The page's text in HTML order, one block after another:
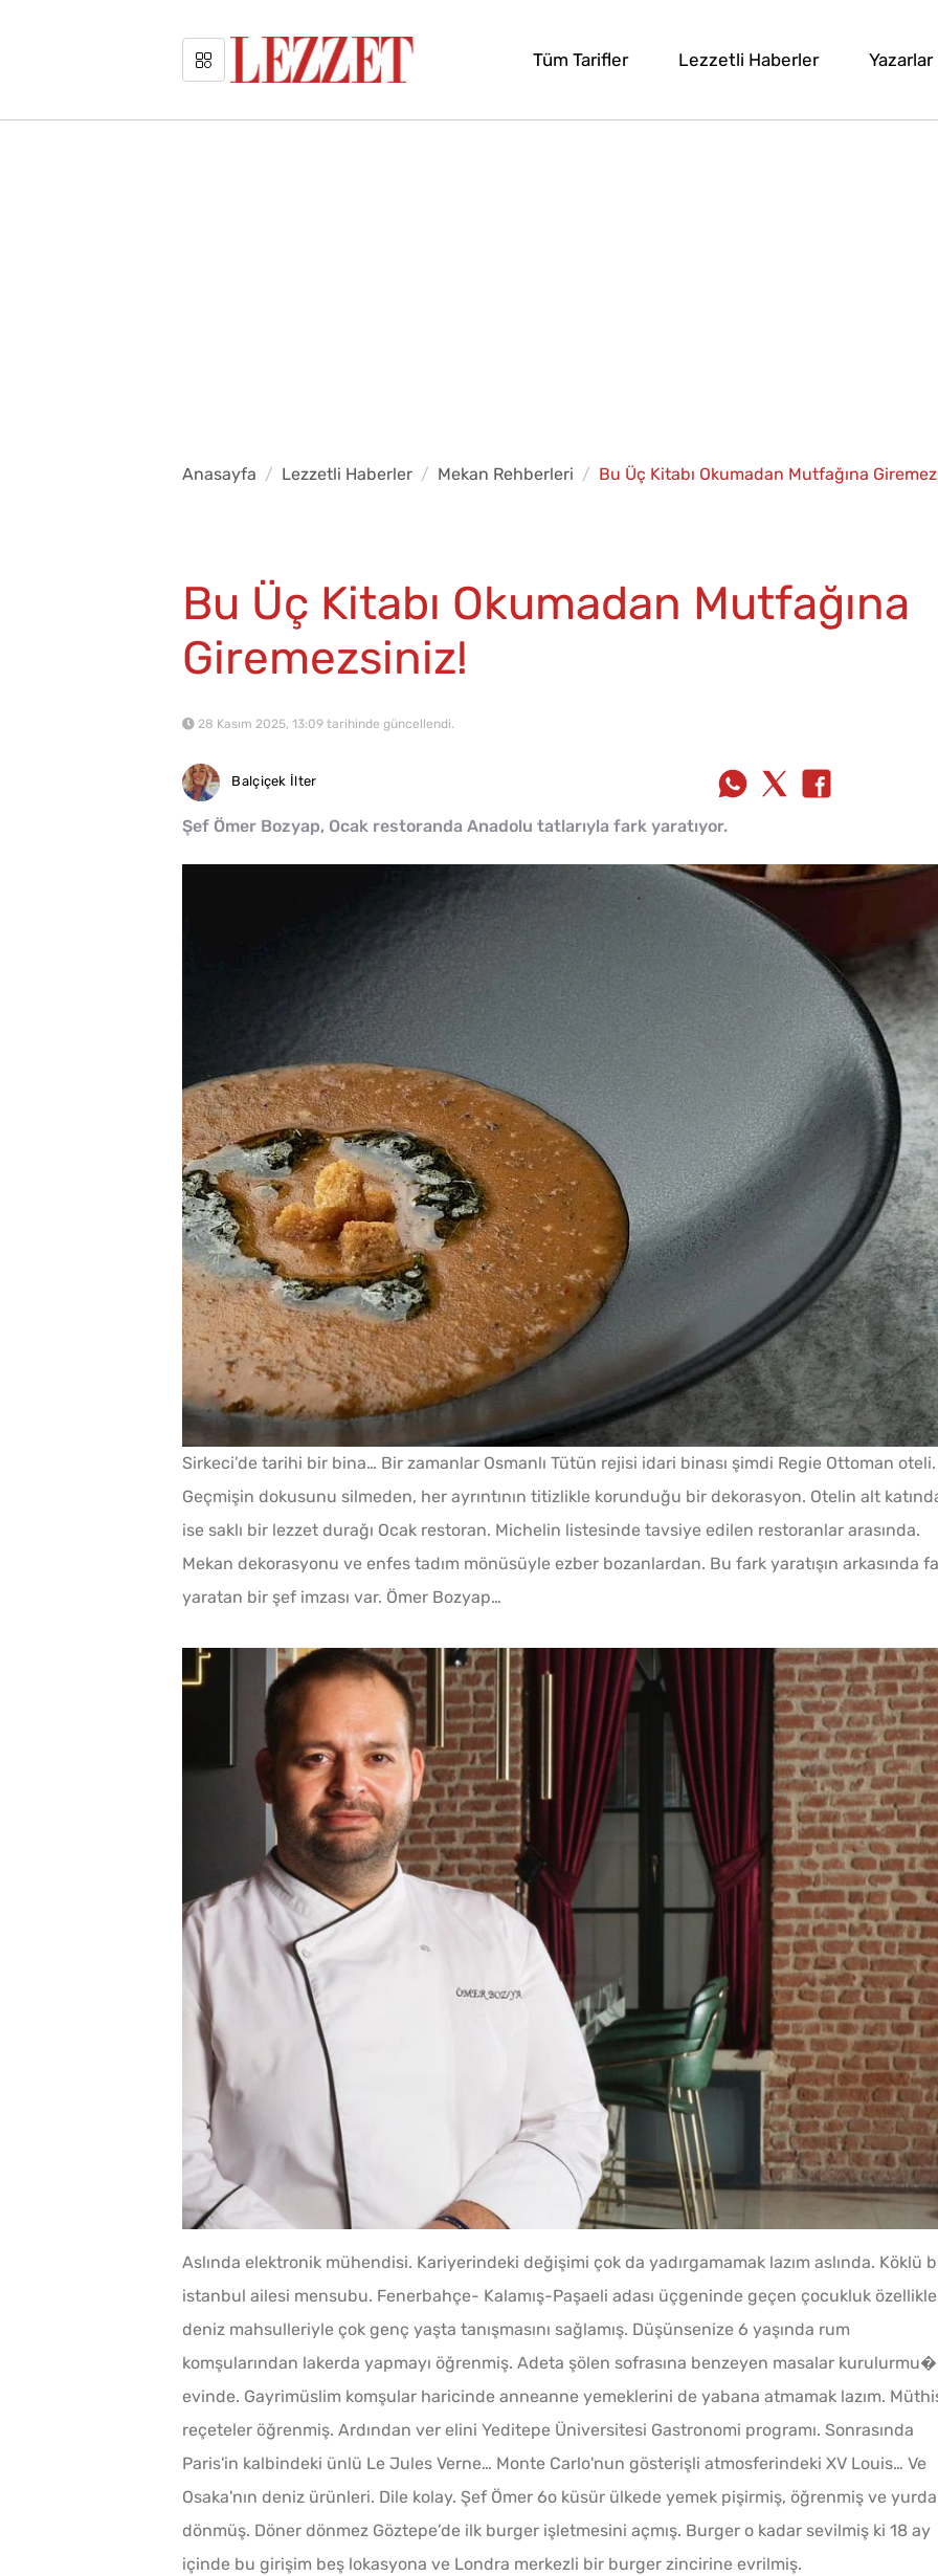
Tüm Tarifler Lezzetli Haberler Yazarlar
Anasayfa Lezzetli Haberler Mekan Rehberleri Bu Üç Kitabı Okumadan Mutfağına
Bu Üç Kitabı Okumadan Mutfağına
Giremezsiniz!
28 Kasım 2025, 13:09 tarihinde güncellendi.
Balçiçek İlter
Şef Ömer Bozyap, Ocak restoranda Anadolu tatlarıyla fark yaratıyor.
Bayat Ekmeği Saniyeler
İçinde Taze Hale Getiren
Tarhana Hamuru Kaç Gün
Mayalandırılır?
Ev Yapımı Domates Sosu
Kaç Yıl Dayanır?
Evde Elma Sirkesi
Yapmanın 4 Püf Noktası
Tarifi
10
Sirkeci’de tarihi bir bina… Bir zamanlar Osmanlı Tütün rejisi idari binası şimdi Regie Ottoman oteli.
Geçmişin dokusunu silmeden, her ayrıntının titizlikle korunduğu bir dekorasyon. Otelin alt
ise saklı bir lezzet durağı Ocak restoran. Michelin listesinde tavsiye edilen restoranlar arasında.
Mekan dekorasyonu ve enfes tadım mönüsüyle ezber bozanlardan. Bu fark yaratışın arkasında
yaratan bir şef imzası var. Ömer Bozyap…
Aslında elektronik mühendisi. Kariyerindeki değişimi çok da yadırgamamak lazım aslında. Köklü
istanbul ailesi mensubu. Fenerbahçe- Kalamış-Paşaeli adası üçgeninde geçen çocukluk özellikle
deniz mahsulleriyle çok genç yaşta tanışmasını sağlamış. Düşünsenize 6 yaşında rum
komşularından lakerda yapmayı öğrenmiş. Adeta şölen sofrasına benzeyen masalar
evinde. Gayrimüslim komşular haricinde anneanne yemeklerini de yabana atmamak lazım.
reçeteler öğrenmiş. Ardından ver elini Yeditepe Üniversitesi Gastronomi programı. Sonrasında
Paris'in kalbindeki ünlü Le Jules Verne… Monte Carlo'nun gösterişli atmosferindeki XV Louis… Ve
Osaka'nın deniz ürünleri. Dile kolay. Şef Ömer 6o küsür ülkede yemek pişirmiş, öğrenmiş ve yurda
dönmüş. Döner dönmez Göztepe’de ilk burger işletmesini açmış. Burger o kadar sevilmiş ki 18 ay
içinde bu girişim beş lokasyona ve Londra merkezli bir burger zincirine evrilmiş.